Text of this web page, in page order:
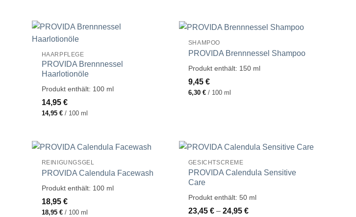
HAARPFLEGE
PROVIDA Brennnessel
Haarlotionöle
Produkt enthält: 100 ml
14,95 €
14,95 €/ 100 ml
SHAMPOO
PROVIDA Brennnessel Shampoo
Produkt enthält: 150 ml
9,45 €
6,30 €/ 100 ml
REINIGUNGSGEL
PROVIDA Calendula Facewash
Produkt enthält: 100 ml
18,95 €
18,95 €/ 100 ml
GESICHTSCREME
PROVIDA Calendula Sensitive
Care
Produkt enthält: 50 ml
23,45 €– 24,95 €